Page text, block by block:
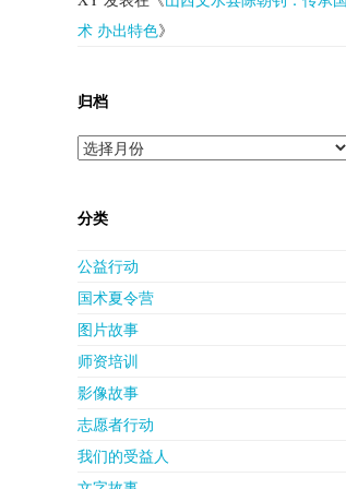
术 办出特色》
归档
归
分类
公益行动
国术夏令营
图片故事
师资培训
影像故事
志愿者行动
我们的受益人